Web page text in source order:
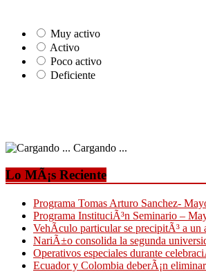
Muy activo
Activo
Poco activo
Deficiente
Cargando ...
Lo MÃ¡s Reciente
Programa Tomas Arturo Sanchez-
Programa InstituciÃ³n Seminario –
VehÃ­culo particular se precipitÃ³ a un
NariÃ±o consolida la segunda
Operativos especiales durante
Ecuador y Colombia deberÃ¡n